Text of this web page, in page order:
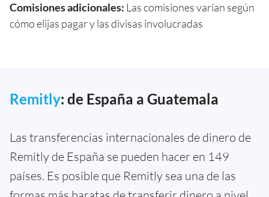
Comisiones adicionales: Las comisiones varían según
cómo elijas pagar y las divisas involucradas
Remitly: de España a Guatemala
Las transferencias internacionales de dinero de
Remitly de España se pueden hacer en 149
países. Es posible que Remitly sea una de las